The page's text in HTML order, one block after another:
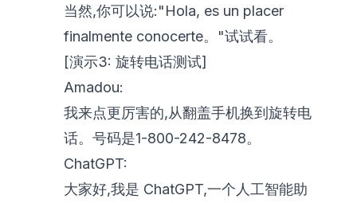
当然,你可以说:"Hola, es un placer
finalmente conocerte。"试试看。
[演示3: 旋转电话测试]
Amadou:
我来点更厉害的,从翻盖手机换到旋转电
话。号码是1-800-242-8478。
ChatGPT:
大家好,我是 ChatGPT,一个人工智能助